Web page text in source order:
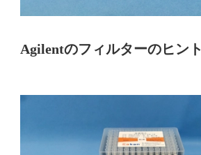
Agilentのフィルターのヒント